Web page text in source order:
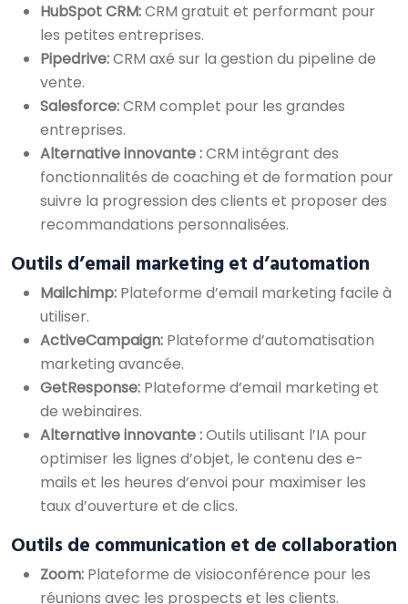
HubSpot CRM:CRM gratuit et performant pour
les petites entreprises.
Pipedrive:CRM axé sur la gestion du pipeline de
vente.
Salesforce:CRM complet pour les grandes
entreprises.
Alternative innovante :CRM intégrant des
fonctionnalités de coaching et de formation pour
suivre la progression des clients et proposer des
recommandations personnalisées.
Outils d’email marketing et d’automation
Mailchimp: Plateforme d’email marketing facile à
utiliser.
ActiveCampaign: Plateforme d’automatisation
marketing avancée.
GetResponse: Plateforme d’email marketing et
de webinaires.
Alternative innovante :Outils utilisant l’IA pour
optimiser les lignes d’objet, le contenu des e-
mails et les heures d’envoi pour maximiser les
taux d’ouverture et de clics.
Outils de communication et de collaboration
Zoom: Plateforme de visioconférence pour les
réunions avec les prospects et les clients.